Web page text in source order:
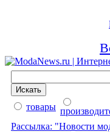
товары
Рассылка: "Новости